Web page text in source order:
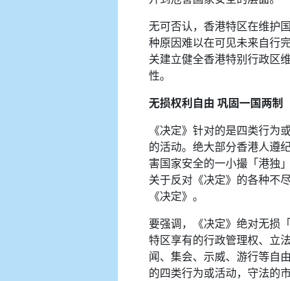
无可否认，香港特区在维护
种原因难以在可见未来自行
关建立健全香港特别行政区
性。
无损权利自由 巩固一国两制
《决定》针对的是四类行
的活动。绝大部分香港人遵
害国家安全的一小撮「港独
关于反对《决定》的各种不
《决定》。
要强调，《决定》绝对无损
特区享有的行政管理权、立
闻、集会、示威、游行等自
的四类行为或活动，守法的